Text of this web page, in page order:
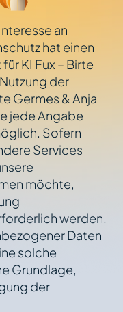
an
hat einen
KI Fux – Birte
der
Germes & Anja
jede Angabe
Sofern
Services
möchte,
werden.
Daten
solche
Grundlage,
der